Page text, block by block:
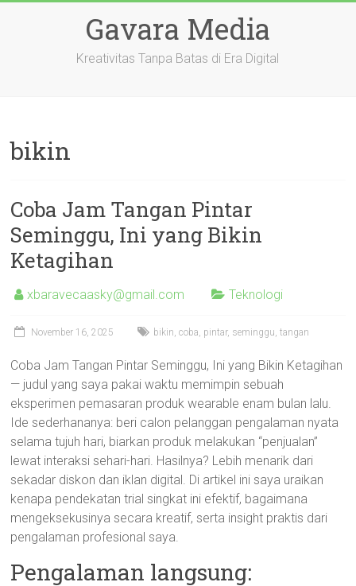
Gavara Media
Kreativitas Tanpa Batas di Era Digital
bikin
Coba Jam Tangan Pintar
Seminggu, Ini yang Bikin
Ketagihan
xbaravecaasky@gmail.com Teknologi
November 16, 2025 bikin,coba, pintar, seminggu,tangan
Coba Jam Tangan Pintar Seminggu, Ini yang Bikin Ketagihan
— judul yang saya pakai waktu memimpin sebuah
eksperimen pemasaran produk wearable enam bulan lalu.
Ide sederhananya: beri calon pelanggan pengalaman nyata
selama tujuh hari, biarkan produk melakukan “penjualan”
lewat interaksi sehari-hari. Hasilnya? Lebih menarik dari
sekadar diskon dan iklan digital. Di artikel ini saya uraikan
kenapa pendekatan trial singkat ini efektif, bagaimana
mengeksekusinya secara kreatif, serta insight praktis dari
pengalaman profesional saya.
Pengalaman langsung: